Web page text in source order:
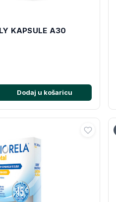
KAPSULE A30
Dodaj u košaricu